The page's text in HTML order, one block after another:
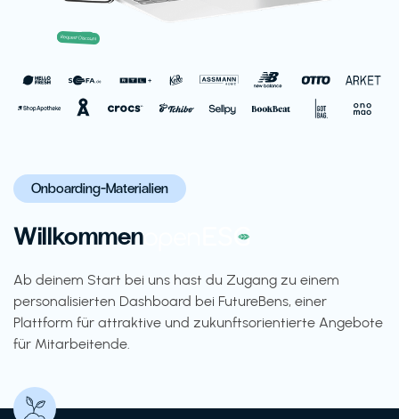
Onboarding-Materialien
Willkommen
Ab deinem Start bei uns hast du Zugang zu einem
personalisierten Dashboard bei FutureBens, einer
Plattform für attraktive und zukunftsorientierte Angebote
für Mitarbeitende.